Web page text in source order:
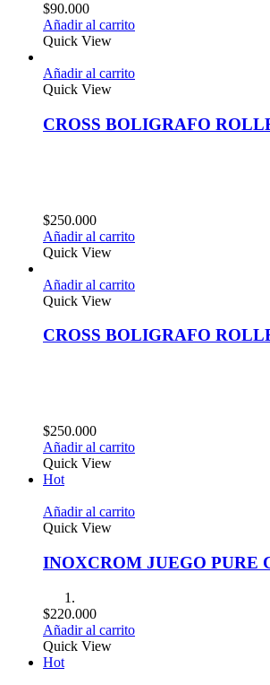
$90.000
Añadir al carrito
Quick View
Añadir al carrito
Quick View
CROSS BOLIGRAFO
$250.000
Añadir al carrito
Quick View
Añadir al carrito
Quick View
CROSS BOLIGRAFO
$250.000
Añadir al carrito
Quick View
Hot
Añadir al carrito
Quick View
INOXCROM JUEGO PURE
$220.000
Añadir al carrito
Quick View
Hot